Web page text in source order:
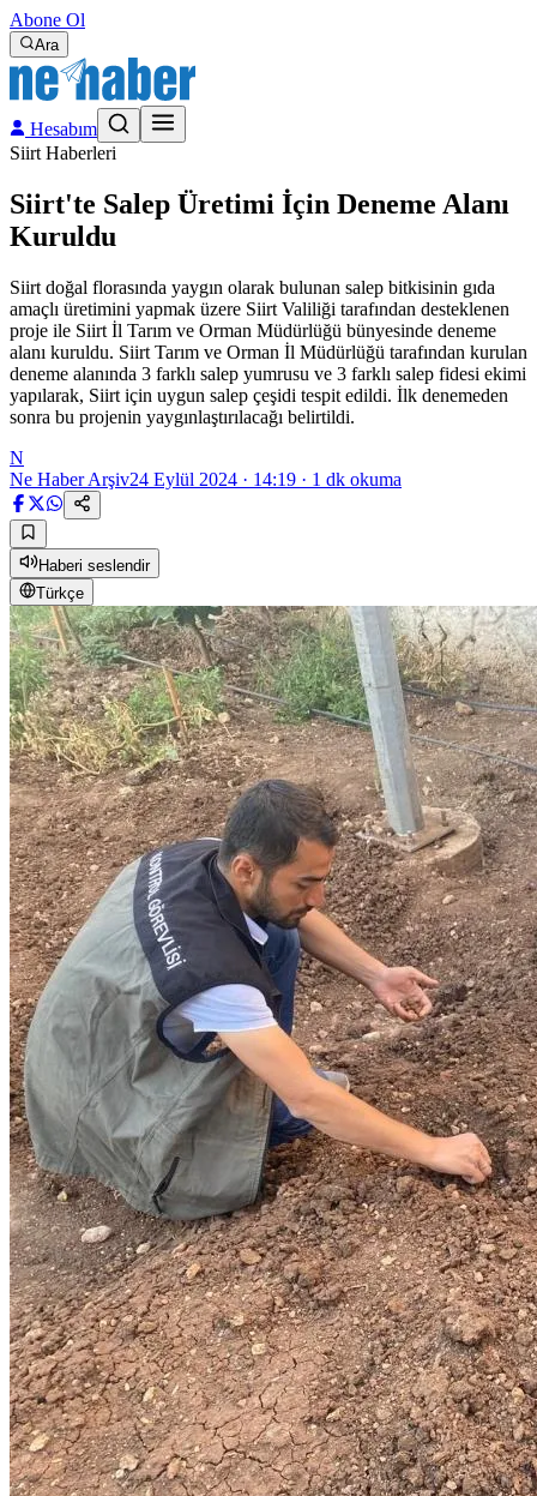
Abone Ol
Ara
Hesabım
Siirt Haberleri
Siirt'te Salep Üretimi İçin Deneme Alanı
Kuruldu
Siirt doğal florasında yaygın olarak bulunan salep bitkisinin gıda
amaçlı üretimini yapmak üzere Siirt Valiliği tarafından desteklenen
proje ile Siirt İl Tarım ve Orman Müdürlüğü bünyesinde deneme
alanı kuruldu. Siirt Tarım ve Orman İl Müdürlüğü tarafından kurulan
deneme alanında 3 farklı salep yumrusu ve 3 farklı salep fidesi ekimi
yapılarak, Siirt için uygun salep çeşidi tespit edildi. İlk denemeden
sonra bu projenin yaygınlaştırılacağı belirtildi.
N
Ne Haber Arşiv24 Eylül 2024 · 14:19 · 1 dk okuma
Haberi seslendir
Türkçe